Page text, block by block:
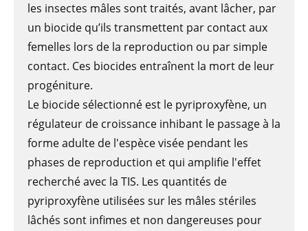
les insectes mâles sont traités, avant lâcher, par
un biocide qu’ils transmettent par contact aux
femelles lors de la reproduction ou par simple
contact. Ces biocides entraînent la mort de leur
progéniture.
Le biocide sélectionné est le pyriproxyfène, un
régulateur de croissance inhibant le passage à la
forme adulte de l'espèce visée pendant les
phases de reproduction et qui amplifie l'effet
recherché avec la TIS. Les quantités de
pyriproxyfène utilisées sur les mâles stériles
lâchés sont infimes et non dangereuses pour